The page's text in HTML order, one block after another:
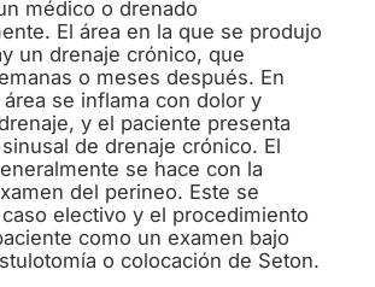
médico o drenado
El área en la que se produjo
un drenaje crónico, que
o meses después. En
se inflama con dolor y
y el paciente presenta
de drenaje crónico. El
se hace con la
del perineo. Este se
electivo y el procedimiento
como un examen bajo
o colocación de Seton.